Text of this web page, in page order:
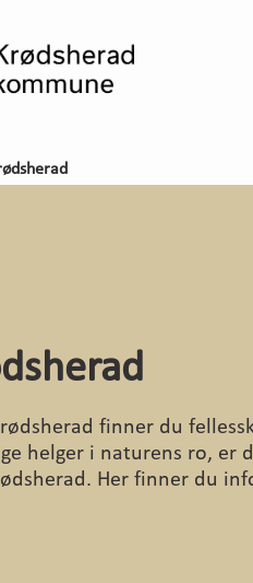
finner du
helger i naturens ro, er
Her finner du